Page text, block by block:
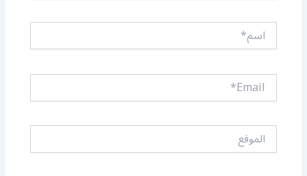
اسم*
Email*
الموقع